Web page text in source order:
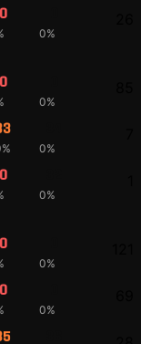
0
0%
0
0%
0%
0
0%
0
0%
0
0%